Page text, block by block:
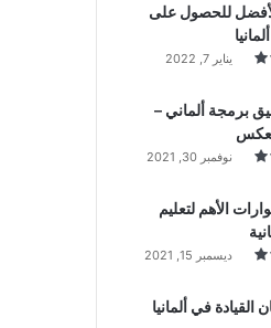
للحصول على
يناير 7, 2022
برمجة ألماني –
نوفمبر 30, 2021
الأهم لتعليم
ديسمبر 15, 2021
القيادة في ألمانيا